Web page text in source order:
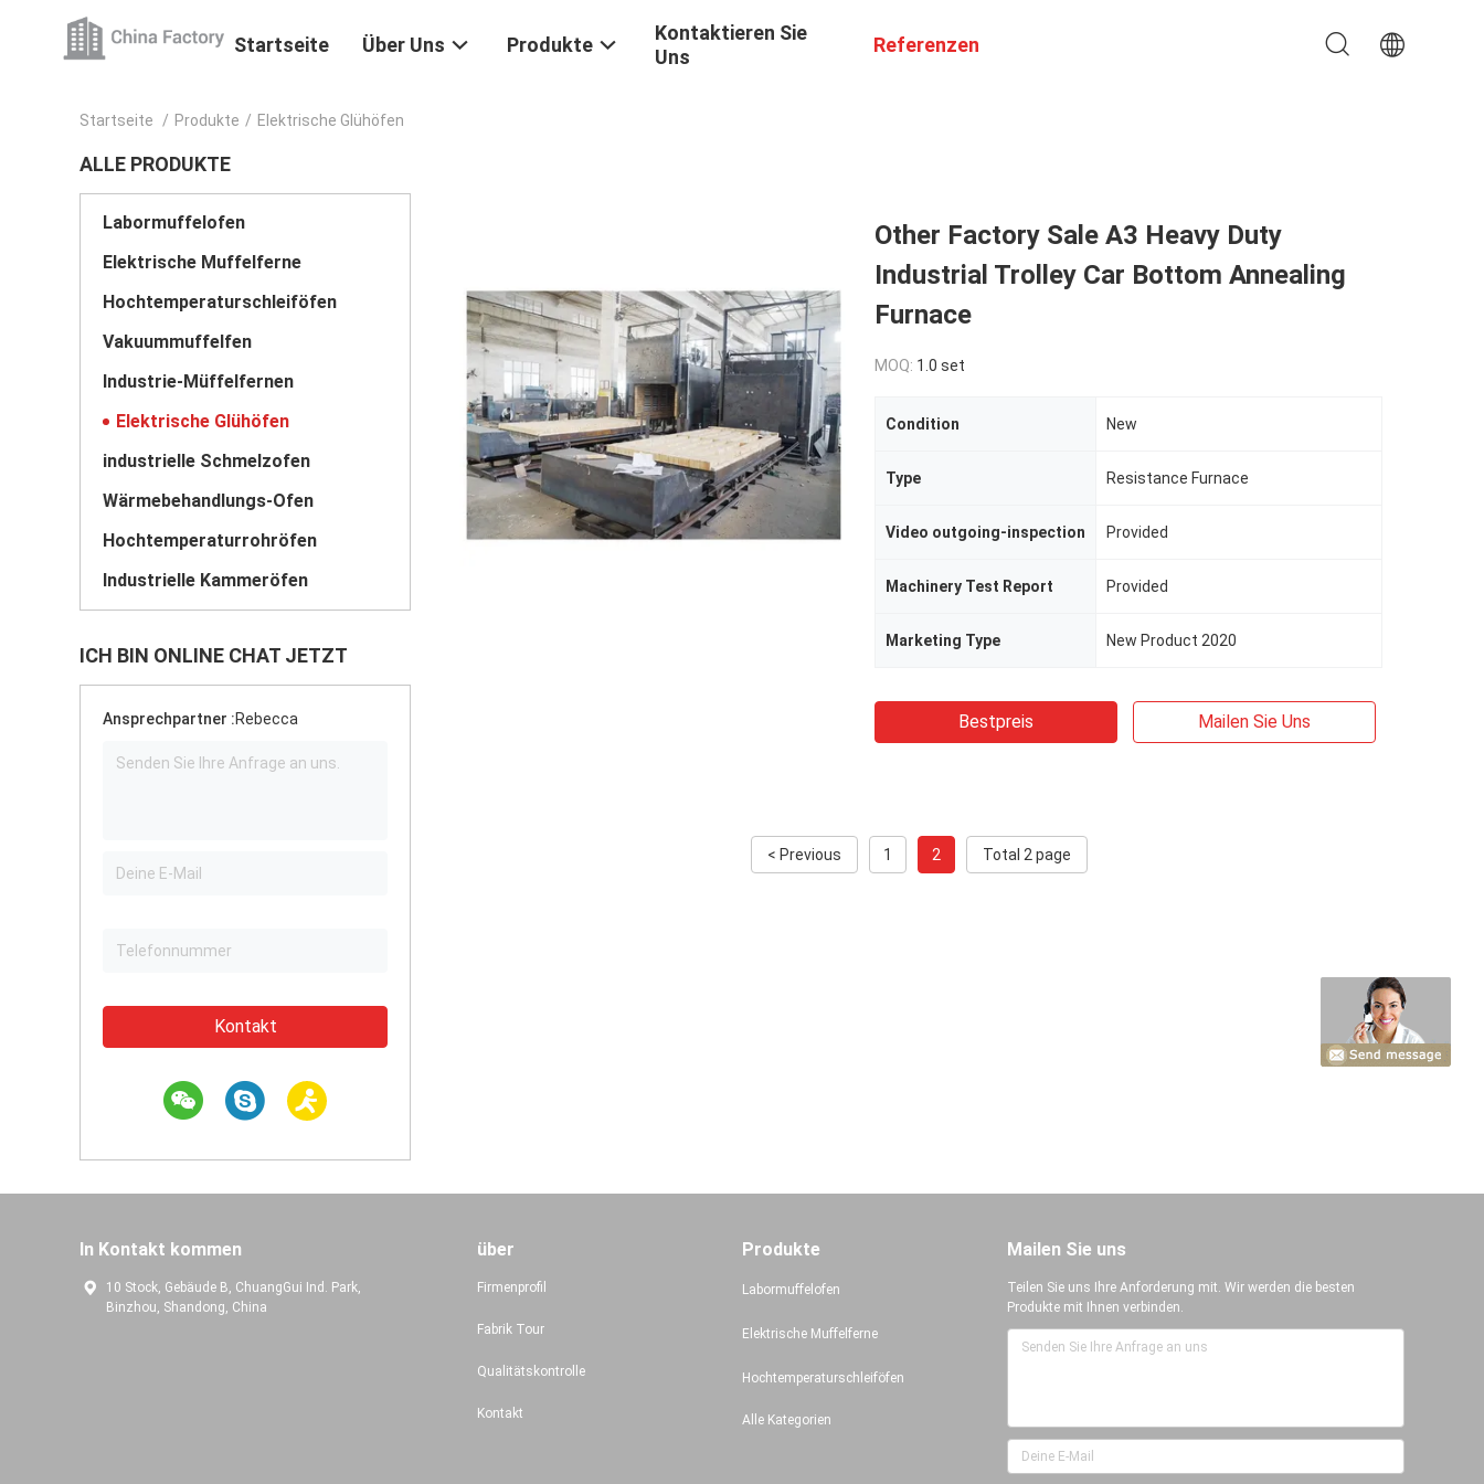
Startseite Über Uns Produkte
Kontaktieren Sie
Uns
Referenzen
Startseite / Produkte / Elektrische Glühöfen
ALLE PRODUKTE
Labormuffelofen
Elektrische Muffelferne
Hochtemperaturschleiföfen
Vakuummuffelfen
Industrie-Müffelfernen
Elektrische Glühöfen
industrielle Schmelzofen
Wärmebehandlungs-Ofen
Hochtemperaturrohröfen
Industrielle Kammeröfen
ICH BIN ONLINE CHAT JETZT
Ansprechpartner :Rebecca
Kontakt
Other Factory Sale A3 Heavy Duty
Industrial Trolley Car Bottom Annealing
Furnace
MOQ: 1.0 set
Condition New
Type Resistance Furnace
Video outgoing-inspection Provided
Machinery Test Report Provided
Marketing Type New Product 2020
Bestpreis Mailen Sie Uns
< Previous 1 2 Total 2 page
In Kontakt kommen
10 Stock, Gebäude B, ChuangGui Ind. Park,
Binzhou, Shandong, China
über
Firmenprofil
Fabrik Tour
Qualitätskontrolle
Kontakt
Produkte
Labormuffelofen
Elektrische Muffelferne
Hochtemperaturschleiföfen
Alle Kategorien
Mailen Sie uns
Teilen Sie uns Ihre Anforderung mit. Wir werden die besten
Produkte mit Ihnen verbinden.